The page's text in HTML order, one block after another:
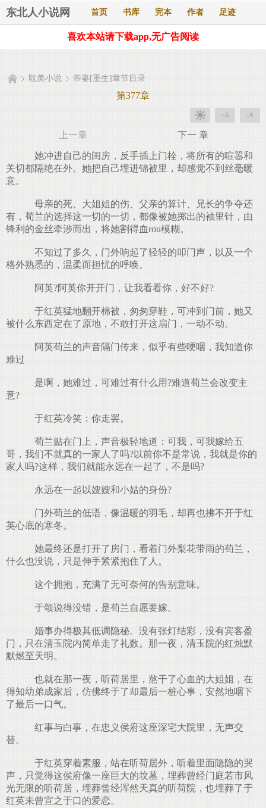
东北人小说网 首页 书库 完本 作者 足迹
喜欢本站请下载app,无广告阅读
耽美小说 帝妻[重生]章节目录
第377章
+A -A
上一章 下一 章
她冲进自己的闺房，反手插上门栓，将所有的喧嚣和
关切都隔绝在外。她把自己埋进锦被里，却感觉不到丝毫暖
意。
母亲的死、大姐姐的伤、父亲的算计、兄长的争夺还
有，荀兰的选择这一切的一切，都像被她掷出的袖里针，由
锋利的金丝牵涉而出，将她割得血rou模糊。
不知过了多久，门外响起了轻轻的叩门声，以及一个
格外熟悉的，温柔而担忧的呼唤。
阿英?阿英你开开门，让我看看你，好不好?
于红英猛地翻开棉被，匆匆穿鞋，可冲到门前，她又
被什么东西定在了原地，不敢打开这扇门，一动不动。
阿英荀兰的声音隔门传来，似乎有些哽咽，我知道你
难过
是啊，她难过，可难过有什么用?难道荀兰会改变主
意?
于红英冷笑：你走罢。
荀兰贴在门上，声音极轻地道：可我，可我嫁给五
哥，我们不就真的一家人了吗?以前你不是常说，我就是你的
家人吗?这样，我们就能永远在一起了，不是吗?
永远在一起以嫂嫂和小姑的身份?
门外荀兰的低语，像温暖的羽毛，却再也拂不开于红
英心底的寒冬。
她最终还是打开了房门，看着门外梨花带雨的荀兰，
什么也没说，只是伸手紧紧抱住了人。
这个拥抱，充满了无可奈何的告别意味。
于颂说得没错，是荀兰自愿要嫁。
婚事办得极其低调隐秘。没有张灯结彩，没有宾客盈
门，只在清玉院内简单走了礼数。那一夜，清玉院的红烛默
默燃至天明。
也就在那一夜，听荷居里，熬干了心血的大姐姐，在
得知幼弟成家后，仿佛终于了却最后一桩心事，安然地咽下
了最后一口气。
红事与白事，在忠义侯府这座深宅大院里，无声交
替。
于红英穿着素服，站在听荷居外，听着里面隐隐的哭
声，只觉得这侯府像一座巨大的坟墓，埋葬曾经门庭若市风
光无限的听荷居，埋葬曾经浑然天真的听荷院，也埋葬了于
红英未曾宣之于口的爱恋。